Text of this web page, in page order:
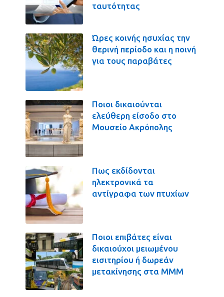
ταυτότητας
Ώρες κοινής ησυχίας την
θερινή περίοδο και η ποινή
για τους παραβάτες
Ποιοι δικαιούνται
ελεύθερη είσοδο στο
Μουσείο Ακρόπολης
Πως εκδίδονται
ηλεκτρονικά τα
αντίγραφα των πτυχίων
Ποιοι επιβάτες είναι
δικαιούχοι μειωμένου
εισιτηρίου ή δωρεάν
μετακίνησης στα ΜΜΜ